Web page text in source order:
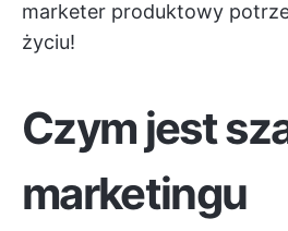
marketer produktowy
życiu!
Czym jest
marketingu